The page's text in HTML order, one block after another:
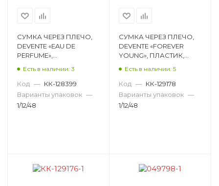
СУМКА ЧЕРЕЗ ПЛЕЧО,
DEVENTE «EAU DE
PERFUME»,
19Х15Х6,5 СМ 7034305
Есть в наличии: 3
Код — КК-128399
Варианты упаковок —
1/12/48
СУМКА ЧЕРЕЗ ПЛЕЧО,
DEVENTE «FOREVER
YOUNG», ПЛАСТИК,
Есть в наличии: 5
Код — КК-129178
Варианты упаковок —
1/12/48